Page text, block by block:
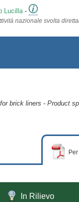
Lucilla-
nazionale svolta
brick liners - Product
In Rilievo